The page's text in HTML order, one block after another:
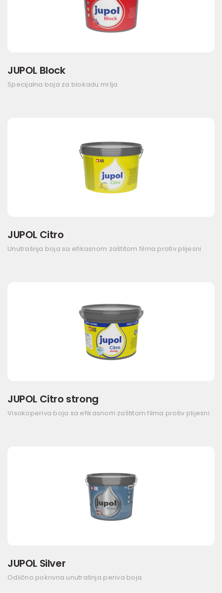
JUPOL Block
Specijalna boja za blokadu mrlja
JUPOL Citro
Unutrašnja boja sa efikasnom zaštitom filma protiv plijesni
JUPOL Citro strong
Visokoperiva boja sa efikasnom zaštitom filma protiv plijesni
JUPOL Silver
Odlično pokrivna unutrašnja periva boja